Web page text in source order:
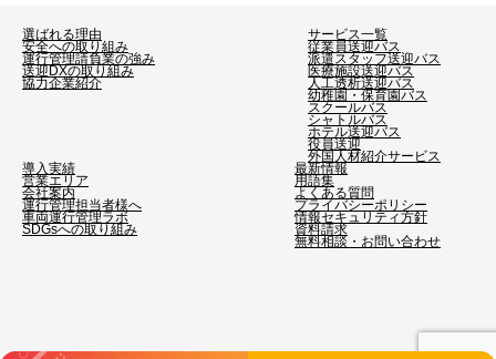
選ばれる理由
安全への取り組み
運行管理請負業の強み
送迎DXの取り組み
協力企業紹介
サービス一覧
従業員送迎バス
派遣スタッフ送迎バス
医療施設送迎バス
人工透析送迎バス
幼稚園・保育園バス
スクールバス
シャトルバス
ホテル送迎バス
役員送迎
外国人材紹介サービス
導入実績
営業エリア
会社案内
運行管理担当者様へ
車両運行管理ラボ
SDGsへの取り組み
最新情報
用語集
よくある質問
プライバシーポリシー
情報セキュリティ方針
資料請求
無料相談・お問い合わせ